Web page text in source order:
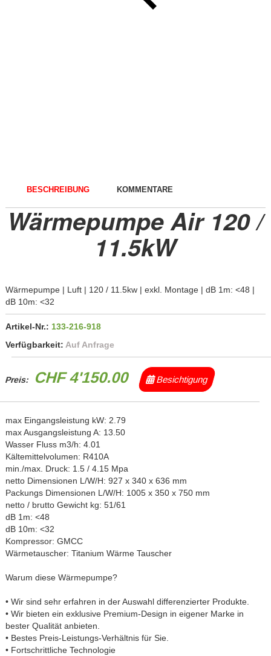
BESCHREIBUNG KOMMENTARE
Wärmepumpe Air 120 /
11.5kW
Wärmepumpe | Luft | 120 / 11.5kw | exkl. Montage | dB 1m: <48 |
dB 10m: <32
Artikel-Nr.: 133-216-918
Verfügbarkeit: Auf Anfrage
Preis: CHF 4'150.00 Besichtigung
max Eingangsleistung kW: 2.79
max Ausgangsleistung A: 13.50
Wasser Fluss m3/h: 4.01
Kältemittelvolumen: R410A
min./max. Druck: 1.5 / 4.15 Mpa
netto Dimensionen L/W/H: 927 x 340 x 636 mm
Packungs Dimensionen L/W/H: 1005 x 350 x 750 mm
netto / brutto Gewicht kg: 51/61
dB 1m: <48
dB 10m: <32
Kompressor: GMCC
Wärmetauscher: Titanium Wärme Tauscher
Warum diese Wärmepumpe?
• Wir sind sehr erfahren in der Auswahl differenzierter Produkte.
• Wir bieten ein exklusive Premium-Design in eigener Marke in
bester Qualität anbieten.
• Bestes Preis-Leistungs-Verhältnis für Sie.
• Fortschrittliche Technologie